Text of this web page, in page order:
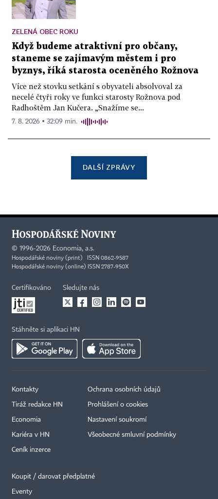
ZELENÁ OBEC ROKU
Když budeme atraktivní pro občany,
staneme se zajímavým městem i pro
byznys, říká starosta oceněného Rožnova
Více než stovku setkání s obyvateli absolvoval za
necelé čtyři roky ve funkci starosty Rožnova pod
Radhoštěm Jan Kučera. „Snažíme se...
7. 8. 2026 ▪ 32:09 min.
DALŠÍ ZPRÁVY
© 1996-2026 Economia, a.s.
Hospodářské noviny (print) ISSN 0862-9587
Hospodářské noviny (online) ISSN 2787-950X
Certifikováno Sledujte nás
Stáhněte si aplikaci HN
Kontakty
Tiráž redakce HN
Economia
Kariéra v HN
Ceník inzerce
Ochrana osobních údajů
Prohlášení o cookies
Nastavení soukromí
Všeobecné smluvní podmínky
Koupit / darovat předplatné
Eventy